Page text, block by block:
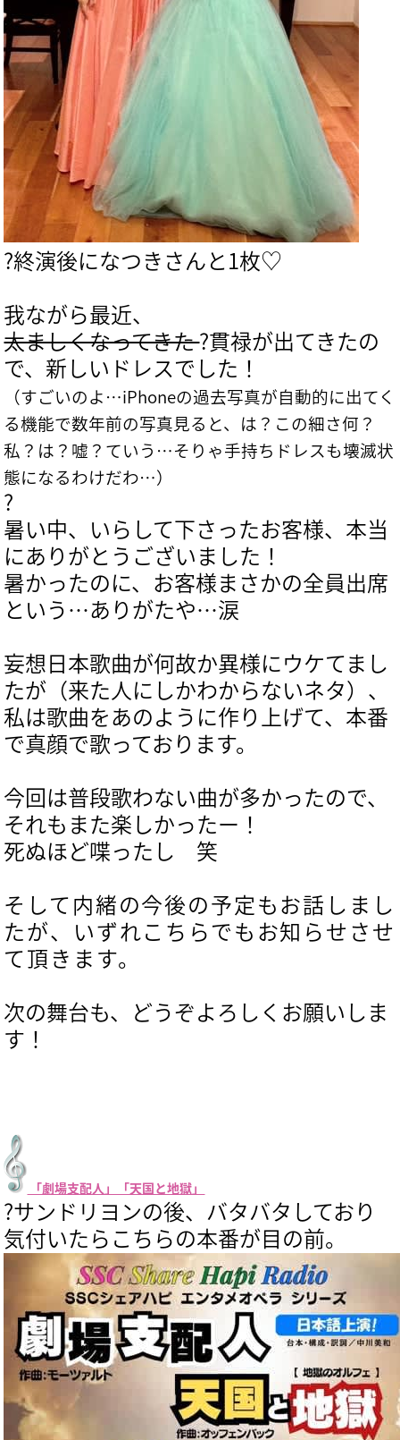
?終演後になつきさんと1枚♡
我ながら最近、
太ましくなってきた?貫禄が出てきたの
で、新しいドレスでした！
（すごいのよ…iPhoneの過去写真が自動的に出てく
る機能で数年前の写真見ると、は？この細さ何？
私？は？嘘？ていう…そりゃ手持ちドレスも壊滅状
態になるわけだわ…）
?
暑い中、いらして下さったお客様、本当
にありがとうございました！
暑かったのに、お客様まさかの全員出席
という…ありがたや…涙
妄想日本歌曲が何故か異様にウケてまし
たが（来た人にしかわからないネタ）、
私は歌曲をあのように作り上げて、本番
で真顔で歌っております。
今回は普段歌わない曲が多かったので、
それもまた楽しかったー！
死ぬほど喋ったし 笑
そして内緒の今後の予定もお話しまし
たが、いずれこちらでもお知らせさせ
て頂きます。
次の舞台も、どうぞよろしくお願いしま
す！
「劇場支配人」「天国と地獄」
?サンドリヨンの後、バタバタしており
気付いたらこちらの本番が目の前。